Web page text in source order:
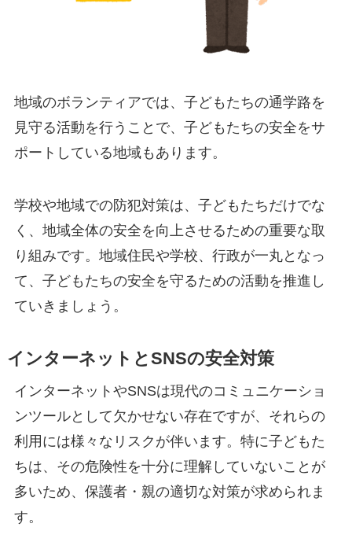
地域のボランティアでは、子どもたちの通学路を
見守る活動を行うことで、子どもたちの安全をサ
ポートしている地域もあります。
学校や地域での防犯対策は、子どもたちだけでな
く、地域全体の安全を向上させるための重要な取
り組みです。地域住民や学校、行政が一丸となっ
て、子どもたちの安全を守るための活動を推進し
ていきましょう。
インターネットとSNSの安全対策
インターネットやSNSは現代のコミュニケーショ
ンツールとして欠かせない存在ですが、それらの
利用には様々なリスクが伴います。特に子どもた
ちは、その危険性を十分に理解していないことが
多いため、保護者・親の適切な対策が求められま
す。